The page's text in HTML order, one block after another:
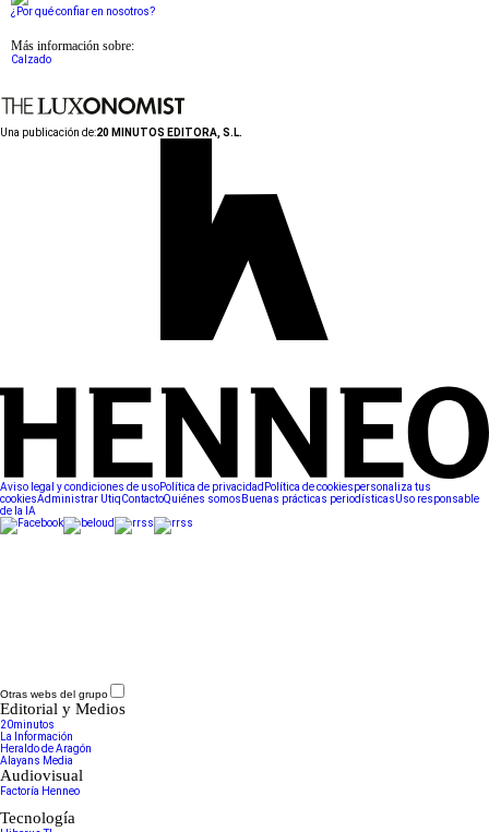
¿Por qué confiar en nosotros?
Más información sobre:
Calzado
Una publicación de:20 MINUTOS EDITORA, S.L.
Aviso legal y condiciones de usoPolítica de privacidad Política de cookiespersonaliza tus
cookiesAdministrar UtiqContactoQuiénes somos Buenas prácticas periodísticasUso responsable
de la IA
Otras webs del grupo
Editorial y Medios
20minutos
La Información
Heraldo de Aragón
Alayans Media
Audiovisual
Factoría Henneo
Tecnología